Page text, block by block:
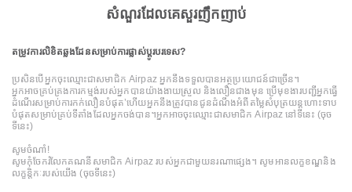
សំណួរដែលគេសួរញឹកញាប់
តម្រូវការលិខិតឆ្លងដែនសម្រាប់ការផ្លាស់ប្តូរបរទេស?
ប្រសិនបើអ្នកចុះឈ្មោះជាសមាជិក Airpaz អ្នកនឹងទទួលបានអត្ថប្រយោជន៍ជាច្រើន។
អ្នកអាចគ្រប់គ្រងការកម្មង់របស់អ្នកបានយ៉ាងងាយស្រួល និងលឿនជាងមុន ប្រើមុខងារបញ្ជីអ្នកធ្វើ
ដំណើរសម្រាប់ការកក់លឿនបំផុត’ហើយអ្នកនឹងត្រូវបានជូនដំណឹងអំពីតម្លៃសំបុត្រយន្តហោះទាប
បំផុតសម្រាប់គ្រប់ទីតាំងដែលអ្នកចង់បាន។អ្នកអាចចុះឈ្មោះជាសមាជិក Airpaz នៅទីនេះ (ចុច
ទីនេះ)
សូមចំណាំ!
សូមកុំចែករំលែកគណនីសមាជិក Airpaz របស់អ្នកជាមួយនរណាផ្សេង។ សូមអានលក្ខខណ្ឌនិង
លក្ខន្តិកៈរបស់យើង (ចុចទីនេះ)